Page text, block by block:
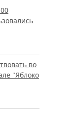
во
"Яблоко